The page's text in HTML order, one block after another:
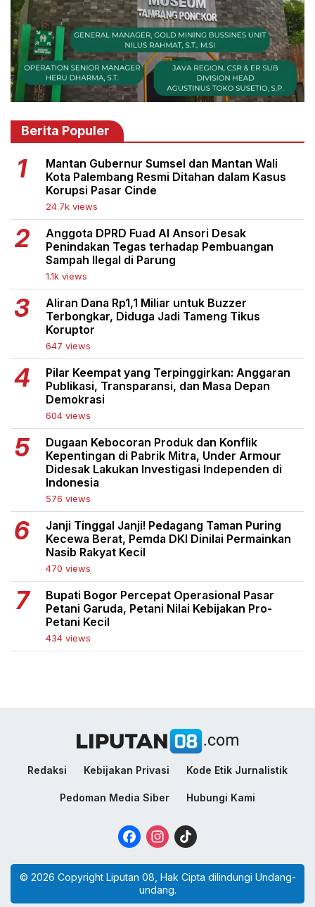
Berita Populer
Mantan Gubernur Sumsel dan Mantan Wali
Kota Palembang Resmi Ditahan dalam Kasus
Korupsi Pasar Cinde
24.7k views
Anggota DPRD Fuad Al Ansori Desak
Penindakan Tegas terhadap Pembuangan
Sampah Ilegal di Parung
1.1k views
Aliran Dana Rp1,1 Miliar untuk Buzzer
Terbongkar, Diduga Jadi Tameng Tikus
Koruptor
647 views
Pilar Keempat yang Terpinggirkan: Anggaran
Publikasi, Transparansi, dan Masa Depan
Demokrasi
604 views
Dugaan Kebocoran Produk dan Konflik
Kepentingan di Pabrik Mitra, Under Armour
Didesak Lakukan Investigasi Independen di
Indonesia
576 views
Janji Tinggal Janji! Pedagang Taman Puring
Kecewa Berat, Pemda DKI Dinilai Permainkan
Nasib Rakyat Kecil
470 views
Bupati Bogor Percepat Operasional Pasar
Petani Garuda, Petani Nilai Kebijakan Pro-
Petani Kecil
434 views
Redaksi Kebijakan Privasi Kode Etik Jurnalistik
Pedoman Media Siber Hubungi Kami
FacebookInstagram
© 2026 Copyright Liputan 08, Hak Cipta dilindungi Undang-
undang.